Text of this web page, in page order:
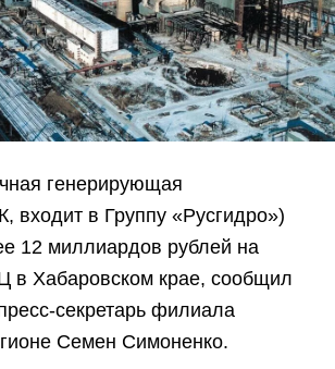
генерирующая
входит в Группу «Русгидро»)
12 миллиардов рублей на
в Хабаровском крае, сообщил
секретарь филиала
Семен Симоненко.